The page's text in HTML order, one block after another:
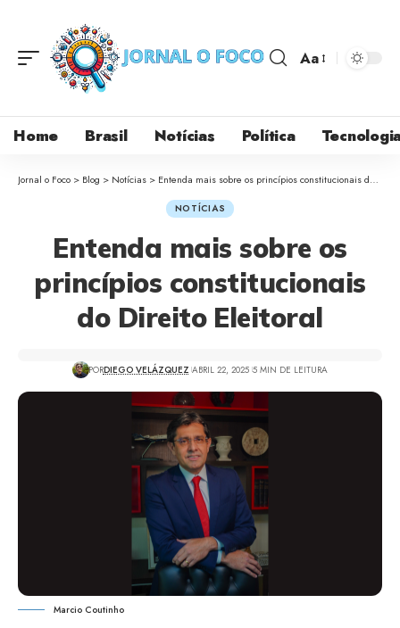
Aa
Home Brasil Notícias Política
Jornal o Foco > Blog > Notícias > Entenda mais sobre os princípios constitucionais do Direito Eleitoral
NOTÍCIAS
Entenda mais sobre os
princípios constitucionais
do Direito Eleitoral
PORDIEGO VELÁZQUEZ ABRIL 22, 2025 5 MIN DE LEITURA
Marcio Coutinho